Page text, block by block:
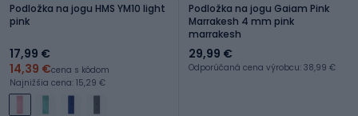
Podložka na jogu HMS YM10 light
pink
17,99 €
14,39 €cena s kódom
Najnižšia cena: 15,29 €
Podložka na jogu Gaiam Pink
Marrakesh 4 mm pink
marrakesh
29,99 €
Odporúčaná cena výrobcu: 38,99 €